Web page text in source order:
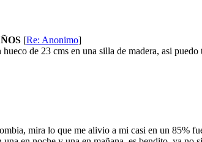
[Re: Anonimo]
de 23 cms en una silla de madera, asi
mira lo que me alivio a mi casi en un 85%